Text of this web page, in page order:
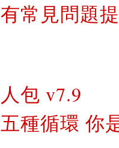
常見問題
包 v7.9
種循環 你